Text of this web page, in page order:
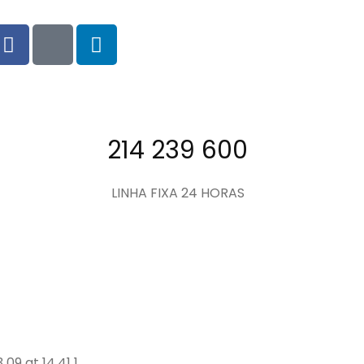
214 239 600
LINHA FIXA 24 HORAS